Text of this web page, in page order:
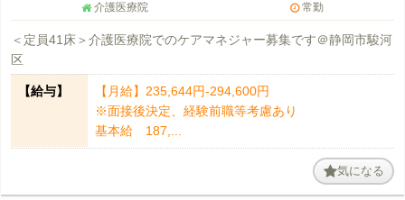
介護医療院 常勤
＜定員41床＞介護医療院でのケアマネジャー募集です＠静岡市駿河
区
【給与】
【月給】235,644円-294,600円
※面接後決定、経験前職等考慮あり
基本給 187,...
気になる